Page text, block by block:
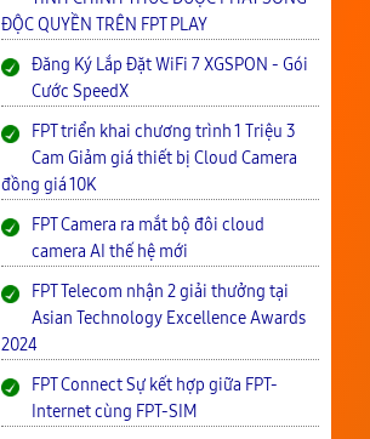
ĐỘC QUYỀN TRÊN FPT PLAY
Đăng Ký Lắp Đặt WiFi 7 XGSPON - Gói
Cước SpeedX
FPT triển khai chương trình 1 Triệu 3
Cam Giảm giá thiết bị Cloud Camera
đồng giá 10K
FPT Camera ra mắt bộ đôi cloud
camera AI thế hệ mới
FPT Telecom nhận 2 giải thưởng tại
Asian Technology Excellence Awards
2024
FPT Connect Sự kết hợp giữa FPT-
Internet cùng FPT-SIM